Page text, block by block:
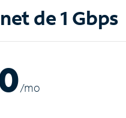
de 1 Gbps
/mo